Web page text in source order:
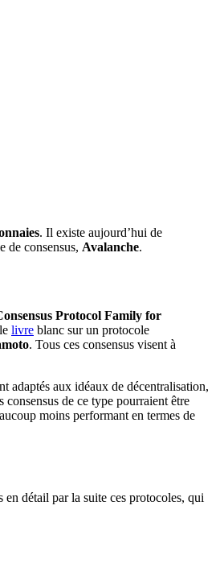
. Il existe aujourd’hui de
de consensus, Avalanche.
Protocol Family for
livre blanc sur un protocole
. Tous ces consensus visent à
adaptés aux idéaux de décentralisation,
de ce type pourraient être
moins performant en termes de
détail par la suite ces protocoles, qui